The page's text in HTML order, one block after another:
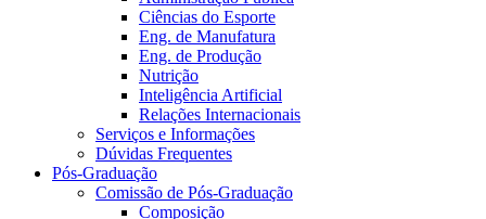
Ciências do Esporte
Eng. de Manufatura
Eng. de Produção
Nutrição
Inteligência Artificial
Relações Internacionais
Serviços e Informações
Dúvidas Frequentes
Pós-Graduação
Comissão de Pós-Graduação
Composição